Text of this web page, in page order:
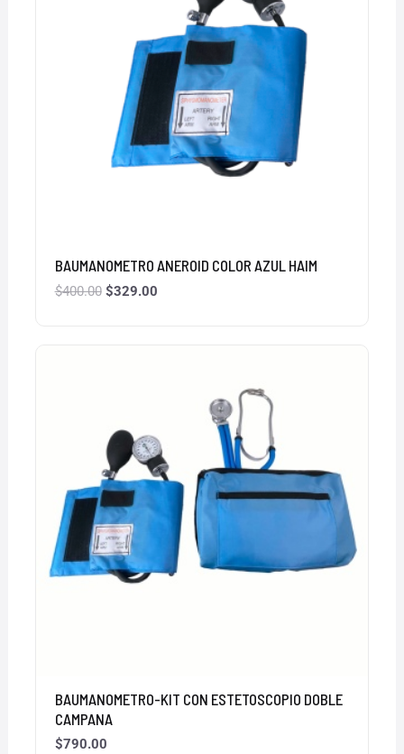
BAUMANOMETRO ANEROID COLOR AZUL HAIM
$400.00 $329.00
BAUMANOMETRO-KIT CON ESTETOSCOPIO DOBLE
CAMPANA
$790.00